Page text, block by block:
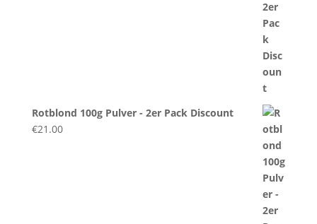
Rotblond 100g Pulver - 2er Pack Discount
€21.00